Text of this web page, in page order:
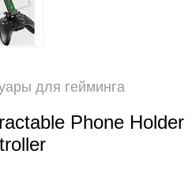
для гейминга
Phone Holder